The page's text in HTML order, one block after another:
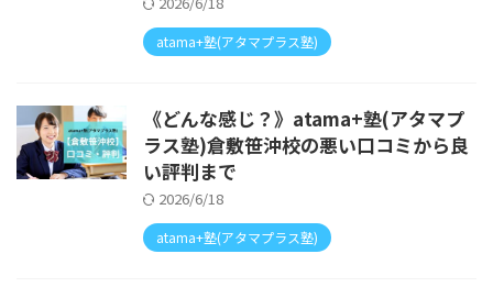
atama+塾(アタマプラス塾)
《どんな感じ？》atama+塾(アタマプ
ラス塾)倉敷笹沖校の悪い口コミから良
い評判まで
2026/6/18
atama+塾(アタマプラス塾)